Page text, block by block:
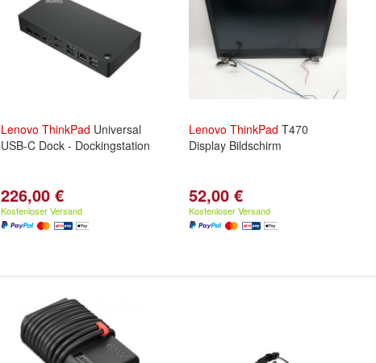
Lenovo ThinkPad Universal
USB-C Dock - Dockingstation
226,00 €
Kostenloser Versand
Lenovo ThinkPad T470
Display Bildschirm
52,00 €
Kostenloser Versand